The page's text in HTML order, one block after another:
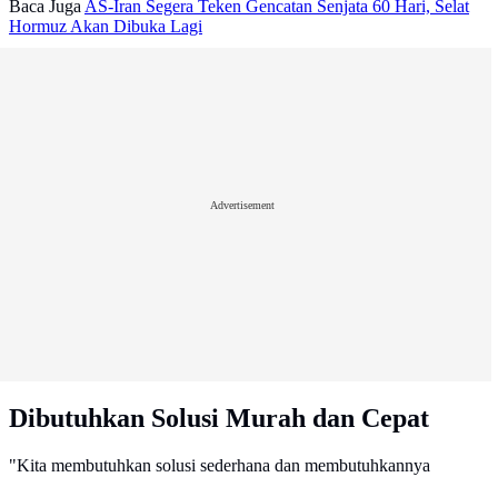
Baca Juga AS-Iran Segera Teken Gencatan Senjata 60 Hari, Selat
Hormuz Akan Dibuka Lagi
Advertisement
Dibutuhkan Solusi Murah dan Cepat
"Kita membutuhkan solusi sederhana dan membutuhkannya